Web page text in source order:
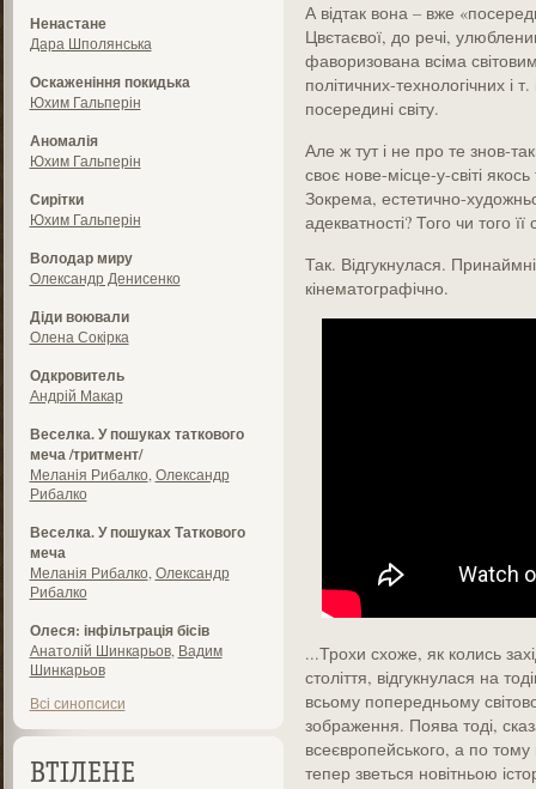
Ненастане
Дара Шполянська
Оскаженіння покидька
Юхим Гальперін
Аномалія
Юхим Гальперін
Сирітки
Юхим Гальперін
Володар миру
Олександр Денисенко
Діди воювали
Олена Сокірка
Одкровитель
Андрій Макар
Веселка. У пошуках таткового
меча /тритмент/
Меланія Рибалко Олександр
Рибалко
Веселка. У пошуках Таткового
меча
Меланія Рибалко Олександр
Рибалко
Олеся: інфільтрація бісів
Анатолій Шинкарьов, Вадим
Шинкарьов
Всі синопсиси
ВТІЛЕНЕ
А відтак вона – вже
Цвєтаєвої, до речі,
фаворизована всіма
політичних-технологічних і
посередині світу.
Але ж тут і не про те знов-
своє нове-місце-у-світі
Зокрема, естетично-
адекватності? Того чи того її
Так. Відгукнулася.
кінематографічно.
...Трохи схоже, як колись
століття, відгукнулася на
всьому попередньому
зображення. Поява тоді,
всеєвропейського, а по тому
тепер зветься новітньою